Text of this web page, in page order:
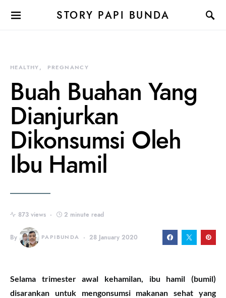
STORY PAPI BUNDA
HEALTHY PREGNANCY
Buah Buahan Yang
Dianjurkan
Dikonsumsi Oleh
Ibu Hamil
873 views 2 minute read
By PAPIBUNDA 28 January 2020
Selama trimester awal kehamilan, ibu hamil (bumil)
disarankan untuk mengonsumsi makanan sehat yang